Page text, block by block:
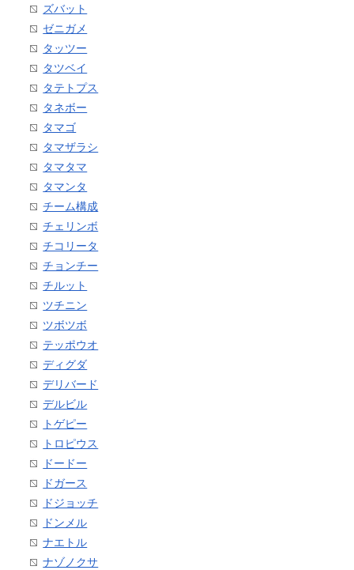
ズバット
ゼニガメ
タッツー
タツベイ
タテトプス
タネボー
タマゴ
タマザラシ
タマタマ
タマンタ
チーム構成
チェリンボ
チコリータ
チョンチー
チルット
ツチニン
ツボツボ
テッポウオ
ディグダ
デリバード
デルビル
トゲピー
トロピウス
ドードー
ドガース
ドジョッチ
ドンメル
ナエトル
ナゾノクサ